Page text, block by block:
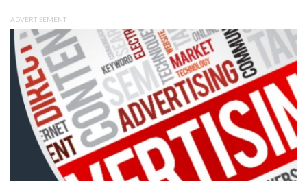
ADVERTISEMENT